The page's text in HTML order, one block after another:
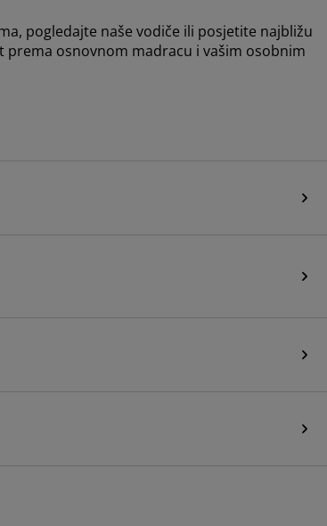
pogledajte naše vodiče ili posjetite najbližu
prema osnovnom madracu i vašim osobnim